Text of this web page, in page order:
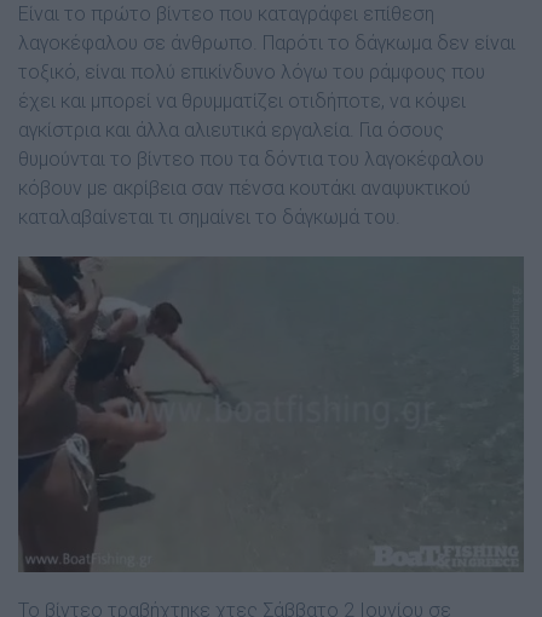
Είναι το πρώτο βίντεο που καταγράφει επίθεση
λαγοκέφαλου σε άνθρωπο. Παρότι το δάγκωμα δεν είναι
τοξικό, είναι πολύ επικίνδυνο λόγω του ράμφους που
έχει και μπορεί να θρυμματίζει οτιδήποτε, να κόψει
αγκίστρια και άλλα αλιευτικά εργαλεία. Για όσους
θυμούνται το βίντεο που τα δόντια του λαγοκέφαλου
κόβουν με ακρίβεια σαν πένσα κουτάκι αναψυκτικού
καταλαβαίνεται τι σημαίνει το δάγκωμά του.
Το βίντεο τραβήχτηκε χτες Σάββατο 2 Ιουνίου σε